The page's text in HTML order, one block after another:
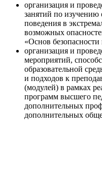
организация и
занятий по изучению
поведения в
возможных
«Основ
организация и
мероприятий,
образовательной
и подходов к
(модулей) в рамках
программ высшего
дополнительных
дополнительных